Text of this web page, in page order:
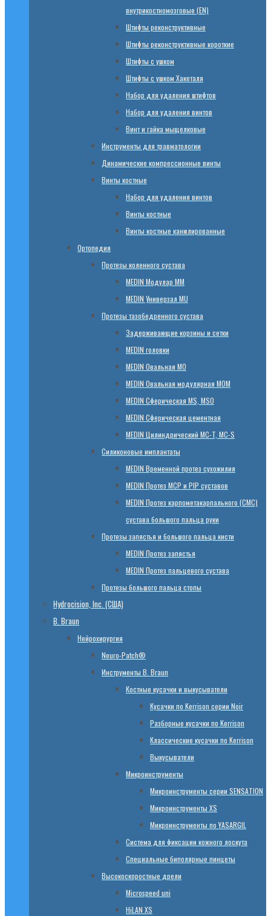
внутрикостномозговые (EN)
Штифты реконструктивные
Штифты реконструктивные короткие
Штифты с ушком
Штифты с ушком Хакеталя
Набор для удаления штифтов
Набор для удаления винтов
Винт и гайка мыщелковые
Инструменты для травматологии
Динамические компрессионные винты
Винты костные
Набор для удаления винтов
Винты костные
Винты костные канюлированные
Ортопедия
Протезы коленного сустава
МЕDIN Модулар ММ
МЕDIN Универзал MU
Протезы тазобедренного сустава
Задерживающие корзины и сетки
МЕDIN головки
МЕDIN Овальная MО
МЕDIN Овальная модулярная MOM
МЕDIN Сферическая MS, MSO
МЕDIN Сферическая цементная
МЕDIN Цилиндрический MC-T, MC-S
Силиконовые имплантаты
МЕDIN Временной протез сухожилия
МЕDIN Протез MCP и PIP суставов
МЕDIN Протез карпометакарпального (СМС)
сустава большого пальца руки
Протезы запястья и большого пальца кисти
МЕDIN Протез запястья
МЕDIN Протез пальцевого сустава
Протезы большого пальца стопы
Hydrocision, Inc. (США)
B. Braun
Нейрохирургия
Neuro-Patch®
Инструменты B. Braun
Костные кусачки и выкусыватели
Кусачки по Kerrison серии Noir
Разборные кусачки по Kerrison
Классические кусачки по Kerrison
Выкусыватели
Микроинструменты
Микроинструменты серии SENSATION
Микроинструменты XS
Микроинструменты по YASARGIL
Система для фиксации кожного лоскута
Специальные биполярные пинцеты
Высокоскоростные дрели
Microspeed uni
HiLAN XS